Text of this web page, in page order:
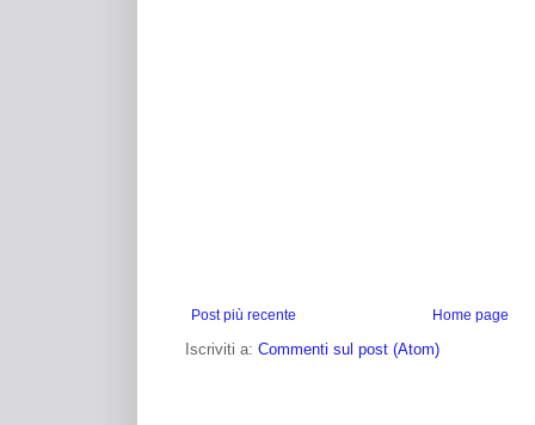
Post più recente Home page
Iscriviti a: Commenti sul post (Atom)